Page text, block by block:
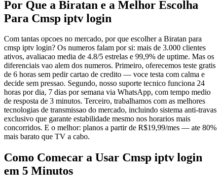
Por Que a Biratan e a Melhor Escolha
Para Cmsp iptv login
Com tantas opcoes no mercado, por que escolher a Biratan para
cmsp iptv login? Os numeros falam por si: mais de 3.000 clientes
ativos, avaliacao media de 4.8/5 estrelas e 99,9% de uptime. Mas os
diferenciais vao alem dos numeros. Primeiro, oferecemos teste gratis
de 6 horas sem pedir cartao de credito — voce testa com calma e
decide sem pressao. Segundo, nosso suporte tecnico funciona 24
horas por dia, 7 dias por semana via WhatsApp, com tempo medio
de resposta de 3 minutos. Terceiro, trabalhamos com as melhores
tecnologias de transmissao do mercado, incluindo sistema anti-travas
exclusivo que garante estabilidade mesmo nos horarios mais
concorridos. E o melhor: planos a partir de R$19,99/mes — ate 80%
mais barato que TV a cabo.
Como Comecar a Usar Cmsp iptv login
em 5 Minutos